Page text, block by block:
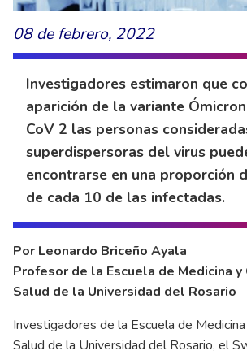
08 de febrero, 2022
Investigadores estimaron que
aparición de la variante
CoV 2 las personas
superdispersoras del virus
encontrarse en una proporción
de cada 10 de las infectadas.
Por Leonardo Briceño Ayala
Profesor de la Escuela de Medicina y
Salud de la Universidad del Rosario
Investigadores de la Escuela de
Salud de la Universidad del Rosario, el